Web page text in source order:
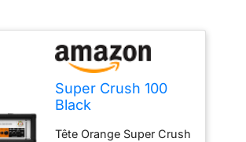
Super Crush 100
Black
Tête Orange Super Crush